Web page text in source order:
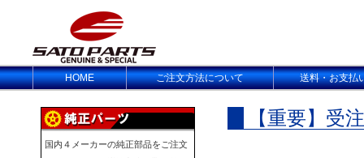
HOME ご注文方法について 送料・お支払
国内４メーカーの純正部品をご注文
【重要】受